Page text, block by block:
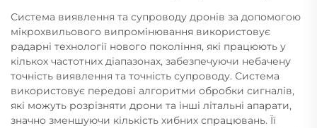
Система виявлення та супроводу дронів за допомогою
мікрохвильового випромінювання використовує
радарні технології нового покоління, які працюють у
кількох частотних діапазонах, забезпечуючи небачену
точність виявлення та точність супроводу. Система
використовує передові алгоритми обробки сигналів,
які можуть розрізняти дрони та інші літальні апарати,
значно зменшуючи кількість хибних спрацювань. Її